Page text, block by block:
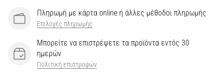
Πληρωμή με κάρτα online ή άλλες μέθοδοι πληρωμής
Επιλογές πληρωμής
Μπορείτε να επιστρέψετε τα προϊόντα εντός 30
ημερών
Πολιτική επιστροφών